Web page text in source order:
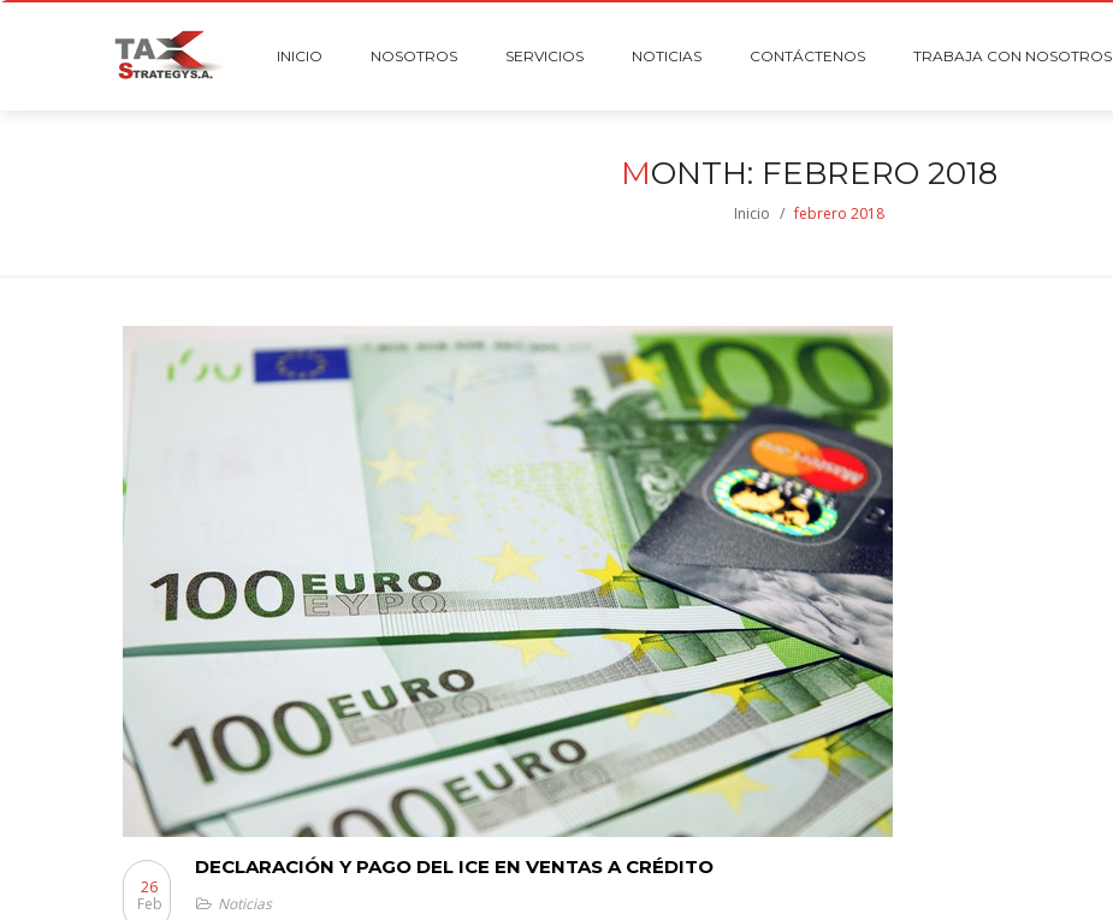
INICIO NOSOTROS SERVICIOS NOTICIAS CONTÁCTENOS TRABAJA CON NOSOTROS
MONTH: FEBRERO 2018
Inicio / febrero 2018
DECLARACIÓN Y PAGO DEL ICE EN VENTAS A CRÉDITO
26
Feb
Noticias